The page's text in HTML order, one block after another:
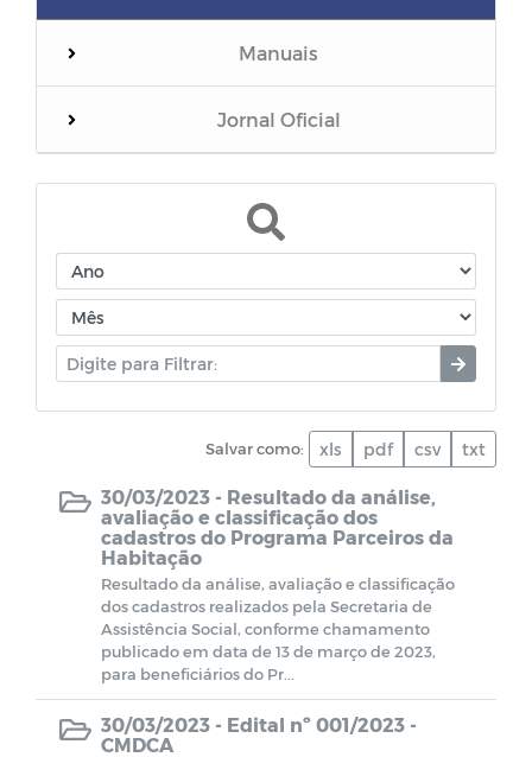
Manuais
Jornal Oficial
WebMail
Dívida Ativa do Município
Documentos diversos
Dados da Vacinação contra COVID-19
CPL - Relatórios de visitas
EDITAIS - LEI PAULO GUSTAVO
CMDCA
Resoluções e Atas
Salvar como: xls pdf csv txt
30/03/2023 - Resultado da análise,
avaliação e classificação dos
cadastros do Programa Parceiros da
Habitação
Resultado da análise, avaliação e classificação
dos cadastros realizados pela Secretaria de
Assistência Social, conforme chamamento
publicado em data de 13 de março de 2023,
para beneficiários do Pr...
30/03/2023 - Edital nº 001/2023 -
CMDCA